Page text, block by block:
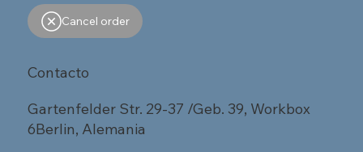
Cancel order
Contacto
Gartenfelder Str. 29-37 /Geb. 39, Workbox
6Berlin, Alemania